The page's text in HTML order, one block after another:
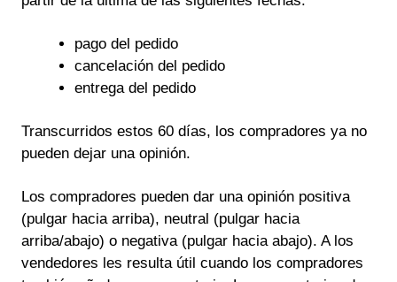
pago del pedido
cancelación del pedido
entrega del pedido
Transcurridos estos 60 días, los compradores ya no
pueden dejar una opinión.
Los compradores pueden dar una opinión positiva
(pulgar hacia arriba), neutral (pulgar hacia
arriba/abajo) o negativa (pulgar hacia abajo). A los
vendedores les resulta útil cuando los compradores